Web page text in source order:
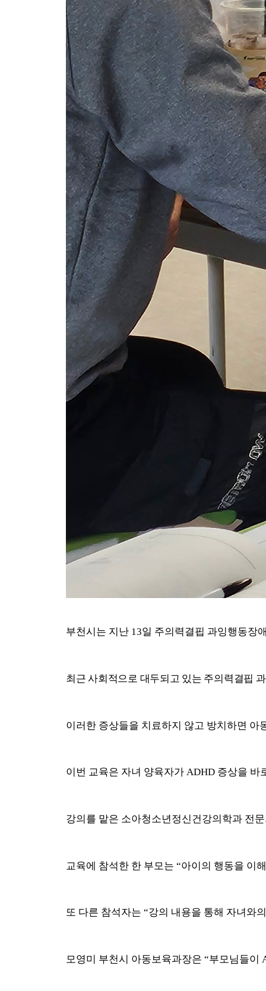
부천시는 지난 13일 주의력결핍 과잉행동장
최근 사회적으로 대두되고 있는 주의력결핍
이러한 증상들을 치료하지 않고 방치하면
이번 교육은 자녀 양육자가 ADHD 증상을 바
강의를 맡은 소아청소년정신건강의학과 전
교육에 참석한 한 부모는 “아이의 행동을 이
또 다른 참석자는 “강의 내용을 통해 자녀와
모영미 부천시 아동보육과장은 “부모님들이